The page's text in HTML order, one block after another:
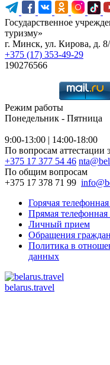
Государственное
туризму»
г. Минск, ул. Кирова, д.
+375 (17) 353-49-29
190276566
Режим работы
Понедельник - Пятница
9:00-13:00 | 14:00-18:00
По вопросам аттестации
+375 17 377 54 46
По общим вопросам
+375 17 378 71 99
Горячая
Прямая
Личный прием
Обращения
Политика в
данных
belarus.travel